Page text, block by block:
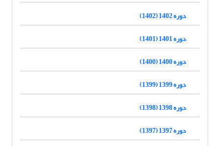
دوره 1402 (1402)
دوره 1401 (1401)
دوره 1400 (1400)
دوره 1399 (1399)
دوره 1398 (1398)
دوره 1397 (1397)